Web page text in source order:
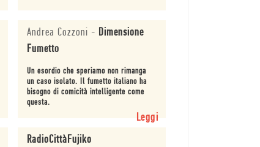
Andrea Cozzoni - Dimensione
Fumetto
Un esordio che speriamo non rimanga
un caso isolato. Il fumetto italiano ha
bisogno di comicità intelligente come
questa.
Leggi
RadioCittàFujiko